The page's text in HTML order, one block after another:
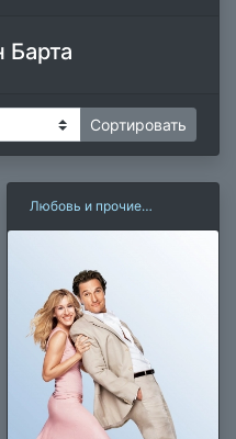
Барта
Любовь и прочие